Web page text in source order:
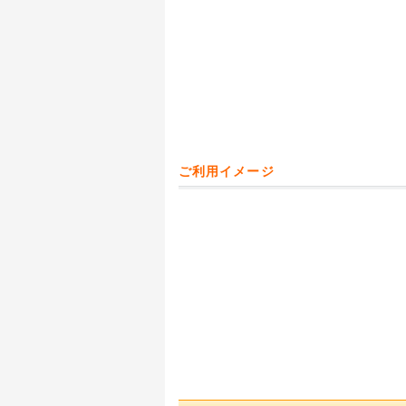
ご利用イメージ